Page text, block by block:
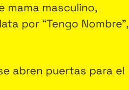
mama masculino,
por “Tengo Nombre”,
abren puertas para el